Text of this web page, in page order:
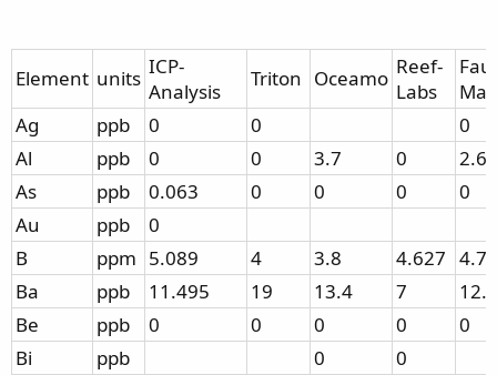
Element units ICP-
Analysis
Triton Oceamo Reef-
Labs
Ag
ppb 0 0
0
Al
ppb 0 0 3.7 0
2.6
As
ppb 0.063 0 0 0
0
Au
ppb
0
B
ppm 5.089 4 3.8 4.627 4.74
Ba
ppb 11.495 19 13.4 7
12.3
Be
ppb 0 0 0 0
0
Bi
ppb 0
0